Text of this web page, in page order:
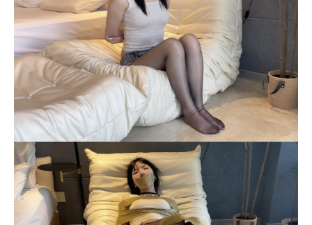
模特 - 绳艺工作室 - 绳模推荐网站！